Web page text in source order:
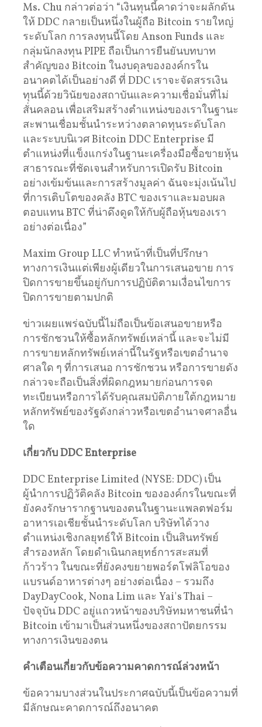
Ms. Chu กล่าวต่อว่า “เงินทุนนี้คาดว่าจะผลักดัน
ให้ DDC กลายเป็นหนึ่งในผู้ถือ Bitcoin รายใหญ่
ระดับโลก การลงทุนนี้โดย Anson Funds และ
กลุ่มนักลงทุน PIPE ถือเป็นการยืนยันบทบาท
สำคัญของ Bitcoin ในงบดุลขององค์กรใน
อนาคตได้เป็นอย่างดี ที่ DDC เราจะจัดสรรเงิน
ทุนนี้ด้วยวินัยของสถาบันและความเชื่อมั่นที่ไม่
สั่นคลอน เพื่อเสริมสร้างตำแหน่งของเราในฐานะ
สะพานเชื่อมชั้นนำระหว่างตลาดทุนระดับโลก
และระบบนิเวศ Bitcoin DDC Enterprise มี
ตำแหน่งที่แข็งแกร่งในฐานะเครื่องมือซื้อขายหุ้น
สาธารณะที่ชัดเจนสำหรับการเปิดรับ Bitcoin
อย่างเข้มข้นและการสร้างมูลค่า ฉันจะมุ่งเน้นไป
ที่การเติบโตของคลัง BTC ของเราและมอบผล
ตอบแทน BTC ที่น่าดึงดูดให้กับผู้ถือหุ้นของเรา
อย่างต่อเนื่อง”
Maxim Group LLC ทำหน้าที่เป็นที่ปรึกษา
ทางการเงินแต่เพียงผู้เดียวในการเสนอขาย การ
ปิดการขายขึ้นอยู่กับการปฏิบัติตามเงื่อนไขการ
ปิดการขายตามปกติ
ข่าวเผยแพร่ฉบับนี้ไม่ถือเป็นข้อเสนอขายหรือ
การชักชวนให้ซื้อหลักทรัพย์เหล่านี้ และจะไม่มี
การขายหลักทรัพย์เหล่านี้ในรัฐหรือเขตอำนาจ
ศาลใด ๆ ที่การเสนอ การชักชวน หรือการขายดัง
กล่าวจะถือเป็นสิ่งที่ผิดกฎหมายก่อนการจด
ทะเบียนหรือการได้รับคุณสมบัติภายใต้กฎหมาย
หลักทรัพย์ของรัฐดังกล่าวหรือเขตอำนาจศาลอื่น
ใด
เกี่ยวกับ DDC Enterprise
DDC Enterprise Limited (NYSE: DDC) เป็น
ผู้นำการปฏิวัติคลัง Bitcoin ขององค์กรในขณะที่
ยังคงรักษารากฐานของตนในฐานะแพลตฟอร์ม
อาหารเอเชียชั้นนำระดับโลก บริษัทได้วาง
ตำแหน่งเชิงกลยุทธ์ให้ Bitcoin เป็นสินทรัพย์
สำรองหลัก โดยดำเนินกลยุทธ์การสะสมที่
ก้าวร้าว ในขณะที่ยังคงขยายพอร์ตโฟลิโอของ
แบรนด์อาหารต่างๆ อย่างต่อเนื่อง – รวมถึง
DayDayCook, Nona Lim และ Yai's Thai –
ปัจจุบัน DDC อยู่แถวหน้าของบริษัทมหาชนที่นำ
Bitcoin เข้ามาเป็นส่วนหนึ่งของสถาปัตยกรรม
ทางการเงินของตน
คำเตือนเกี่ยวกับข้อความคาดการณ์ล่วงหน้า
ข้อความบางส่วนในประกาศฉบับนี้เป็นข้อความที่
มีลักษณะคาดการณ์ถึงอนาคต